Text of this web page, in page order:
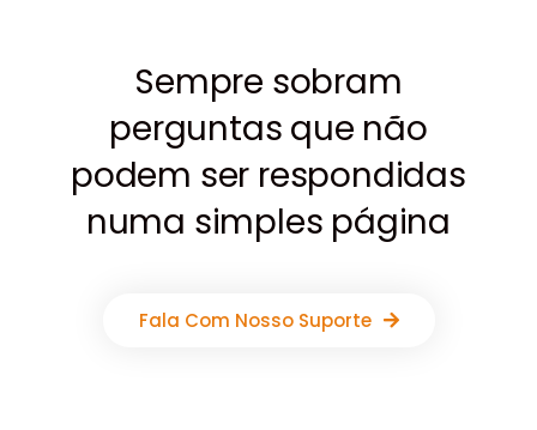
Sempre sobram
perguntas que não
podem ser respondidas
numa simples página
Fala Com Nosso Suporte